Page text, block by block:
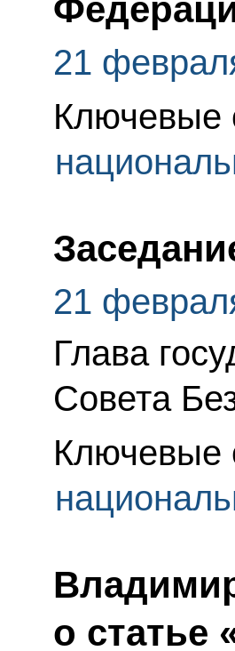
21
Ключевые
21
Глава
Совета
Ключевые
о статье